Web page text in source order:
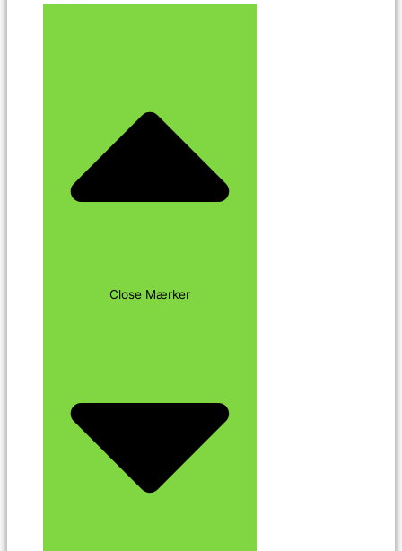
Close Mærker